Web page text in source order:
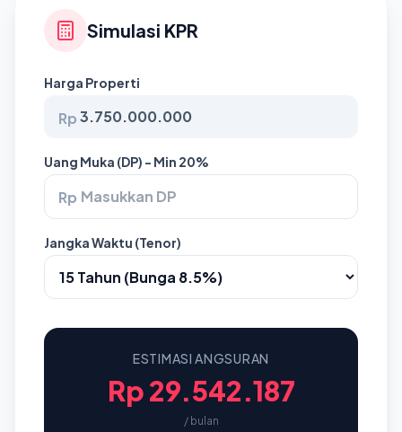
Simulasi KPR
Harga Properti
Rp
Uang Muka (DP) - Min 20%
Rp
Jangka Waktu (Tenor)
ESTIMASI ANGSURAN
Rp 29.542.187
/ bulan